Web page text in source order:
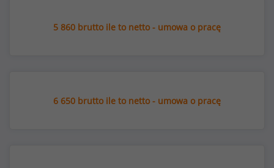
5 860 brutto ile to netto - umowa o pracę
6 650 brutto ile to netto - umowa o pracę